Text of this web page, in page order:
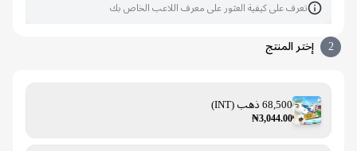
تعرف على كيفية العثور على معرف اللاعب الخاص بك
إختر المنتج
68,500 ذهب (INT)
₦3,044.00